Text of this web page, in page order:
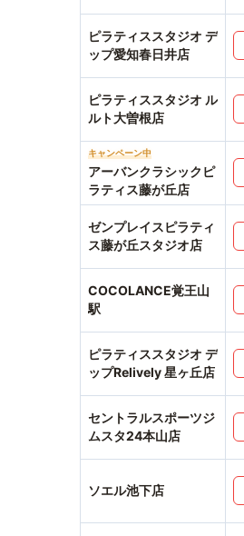
ピラティススタジオ デ
ップ愛知春日井店
ピラティススタジオ ル
ルト大曽根店
キャンペーン中
アーバンクラシックピ
ラティス藤が丘店
ゼンプレイスピラティ
ス藤が丘スタジオ店
COCOLANCE覚王山
駅
ピラティススタジオ デ
ップRelively 星ヶ丘店
セントラルスポーツジ
ムスタ24本山店
ソエル池下店